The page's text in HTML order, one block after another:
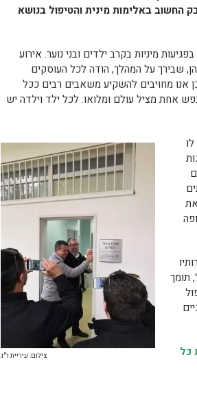
החשוב באלימות מינית והטיפול בנושא
מיניות בקרב ילדים ובני נוער. אירוע
שבירך על המהלך, הודה לכל העוסקים
אנו מחויבים להשקיע משאבים רבים ככל
אחת מציל עולם ומלואו. לכל ילד וילדה יש
צילום: עיריית ר"ג
תומך
כל